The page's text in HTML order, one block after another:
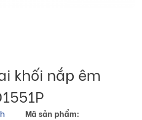
khối nắp êm
Mã sản phẩm: